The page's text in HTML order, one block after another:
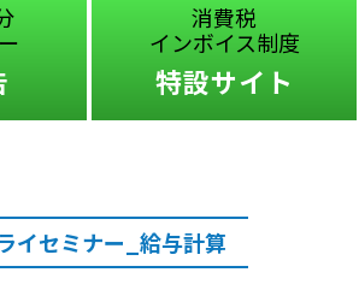
消費税
インボイス制度
特設サイト
イセミナー_給与計算